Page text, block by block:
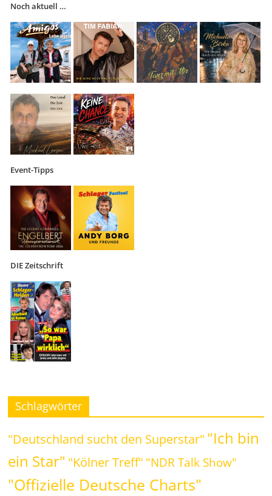
Noch aktuell …
Event-Tipps
DIE Zeitschrift
Schlagwörter
"Deutschland sucht den Superstar" "Ich bin
ein Star" "Kölner Treff" "NDR Talk Show"
"Offizielle Deutsche Charts"